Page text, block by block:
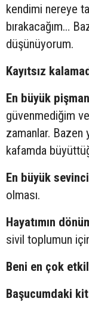
kendimi nereye
bırakacağım…
düşünüyorum.
Kayıtsız
En büyük
güvenmediğim
zamanlar.
kafamda
En büyük
olması.
Hayatımın
sivil toplumun
Beni en çok
Başucumdaki